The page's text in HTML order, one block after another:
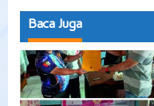
Baca Juga